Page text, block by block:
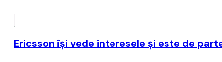
Ericsson îşi vede interesele şi este de